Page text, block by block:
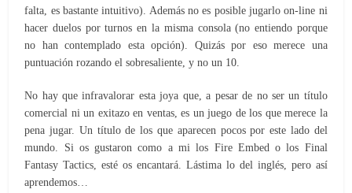
falta, es bastante intuitivo). Además no es posible jugarlo on-line ni
hacer duelos por turnos en la misma consola (no entiendo porque
no han contemplado esta opción). Quizás por eso merece una
puntuación rozando el sobresaliente, y no un 10.
No hay que infravalorar esta joya que, a pesar de no ser un título
comercial ni un exitazo en ventas, es un juego de los que merece la
pena jugar. Un título de los que aparecen pocos por este lado del
mundo. Si os gustaron como a mi los Fire Embed o los Final
Fantasy Tactics, esté os encantará. Lástima lo del inglés, pero así
aprendemos…